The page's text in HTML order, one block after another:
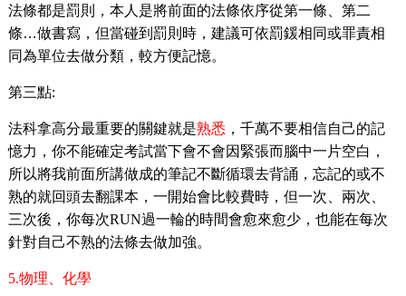
法條都是罰則，本人是將前面的法條依序從第一條、第二
條…做書寫，但當碰到罰則時，建議可依罰鍰相同或罪責相
同為單位去做分類，較方便記憶。
第三點:
法科拿高分最重要的關鍵就是熟悉 ，千萬不要相信自己的記
憶力，你不能確定考試當下會不會因緊張而腦中一片空白，
所以將我前面所講做成的筆記不斷循環去背誦，忘記的或不
熟的就回頭去翻課本，一開始會比較費時，但一次、兩次、
三次後，你每次RUN過一輪的時間會愈來愈少，也能在每次
針對自己不熟的法條去做加強。
5.物理、化學